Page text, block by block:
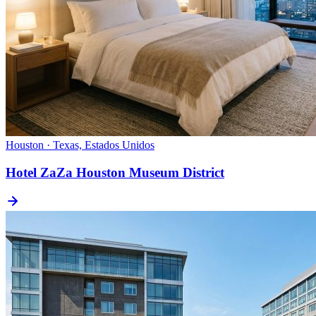
Houston · Texas, Estados Unidos
Hotel ZaZa Houston Museum District